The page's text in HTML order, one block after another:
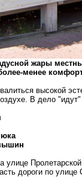
жары
менее
высокой
В дело
улице
дороги по